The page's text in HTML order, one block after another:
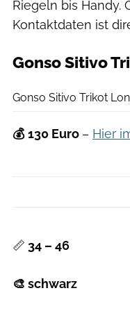
Riegeln bis Handy.
Kontaktdaten ist
Gonso Sitivo
Gonso Sitivo Trikot
💰 130 Euro – Hier
📏 34 – 46
🎨 schwarz